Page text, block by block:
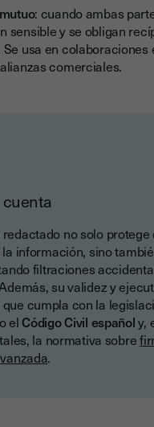
: cuando ambas
sensible y se obligan
usa en colaboraciones
comerciales.
no solo protege
información, sino
filtraciones
su validez y
cumpla con la
elCódigo Civil españoly,
la normativa sobre
.